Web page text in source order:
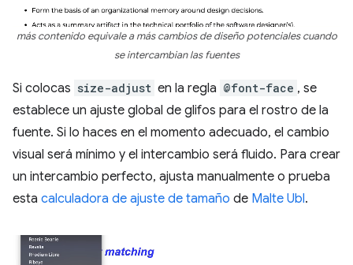
más contenido equivale a más cambios de diseño potenciales cuando
se intercambian las fuentes
Si colocas size-adjust en la regla @font-face , se
establece un ajuste global de glifos para el rostro de la
fuente. Si lo haces en el momento adecuado, el cambio
visual será mínimo y el intercambio será fluido. Para crear
un intercambio perfecto, ajusta manualmente o prueba
esta calculadora de ajuste de tamaño de Malte Ubl.